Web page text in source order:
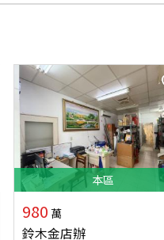
本區
980 萬
鈴木金店辦